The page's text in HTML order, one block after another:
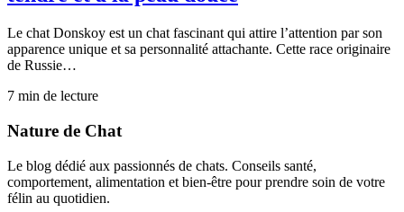
Le chat Donskoy est un chat fascinant qui attire l’attention par son
apparence unique et sa personnalité attachante. Cette race originaire
de Russie…
7 min de lecture
Nature de Chat
Le blog dédié aux passionnés de chats. Conseils santé,
comportement, alimentation et bien-être pour prendre soin de votre
félin au quotidien.